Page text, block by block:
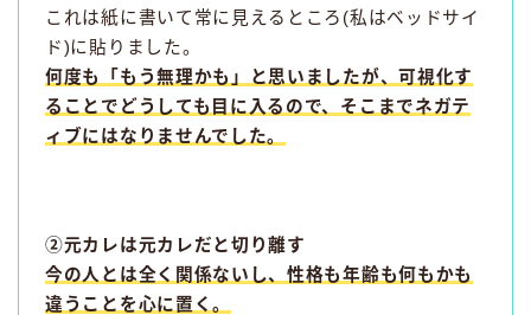
これは紙に書いて常に見えるところ(私はベッドサイ
ド)に貼りました。
何度も「もう無理かも」と思いましたが、可視化す
ることでどうしても目に入るので、そこまでネガテ
ィブにはなりませんでした。
②元カレは元カレだと切り離す
今の人とは全く関係ないし、性格も年齢も何もかも
違うことを心に置く。